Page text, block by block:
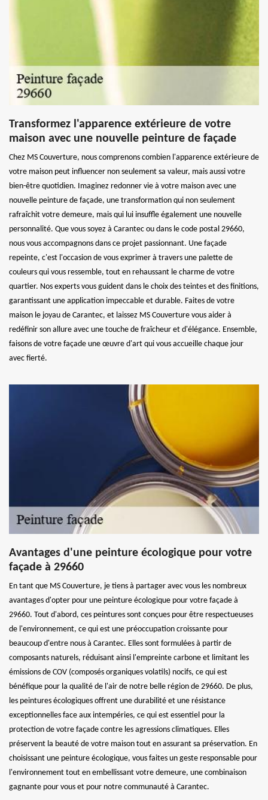
Transformez l'apparence extérieure de votre
maison avec une nouvelle peinture de façade
Chez MS Couverture, nous comprenons combien l'apparence extérieure de
votre maison peut influencer non seulement sa valeur, mais aussi votre
bien-être quotidien. Imaginez redonner vie à votre maison avec une
nouvelle peinture de façade, une transformation qui non seulement
rafraîchit votre demeure, mais qui lui insuffle également une nouvelle
personnalité. Que vous soyez à Carantec ou dans le code postal 29660,
nous vous accompagnons dans ce projet passionnant. Une façade
repeinte, c'est l'occasion de vous exprimer à travers une palette de
couleurs qui vous ressemble, tout en rehaussant le charme de votre
quartier. Nos experts vous guident dans le choix des teintes et des finitions,
garantissant une application impeccable et durable. Faites de votre
maison le joyau de Carantec, et laissez MS Couverture vous aider à
redéfinir son allure avec une touche de fraîcheur et d'élégance. Ensemble,
faisons de votre façade une œuvre d'art qui vous accueille chaque jour
avec fierté.
Avantages d'une peinture écologique pour votre
façade à 29660
En tant que MS Couverture, je tiens à partager avec vous les nombreux
avantages d'opter pour une peinture écologique pour votre façade à
29660. Tout d'abord, ces peintures sont conçues pour être respectueuses
de l'environnement, ce qui est une préoccupation croissante pour
beaucoup d'entre nous à Carantec. Elles sont formulées à partir de
composants naturels, réduisant ainsi l'empreinte carbone et limitant les
émissions de COV (composés organiques volatils) nocifs, ce qui est
bénéfique pour la qualité de l'air de notre belle région de 29660. De plus,
les peintures écologiques offrent une durabilité et une résistance
exceptionnelles face aux intempéries, ce qui est essentiel pour la
protection de votre façade contre les agressions climatiques. Elles
préservent la beauté de votre maison tout en assurant sa préservation. En
choisissant une peinture écologique, vous faites un geste responsable pour
l'environnement tout en embellissant votre demeure, une combinaison
gagnante pour vous et pour notre communauté à Carantec.